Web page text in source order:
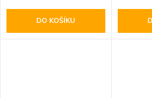
DO KOŠÍKU